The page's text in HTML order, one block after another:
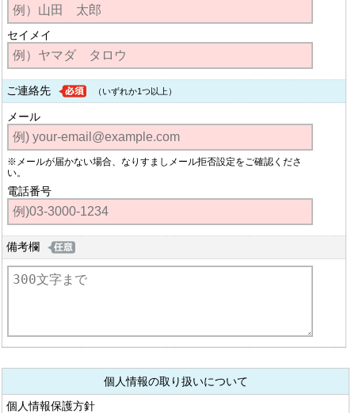
セイメイ
ご連絡先 （いずれか1つ以上）
メール
※メールが届かない場合、なりすましメール拒否設定をご確認くださ
い。
電話番号
備考欄
個人情報の取り扱いについて
個人情報保護方針